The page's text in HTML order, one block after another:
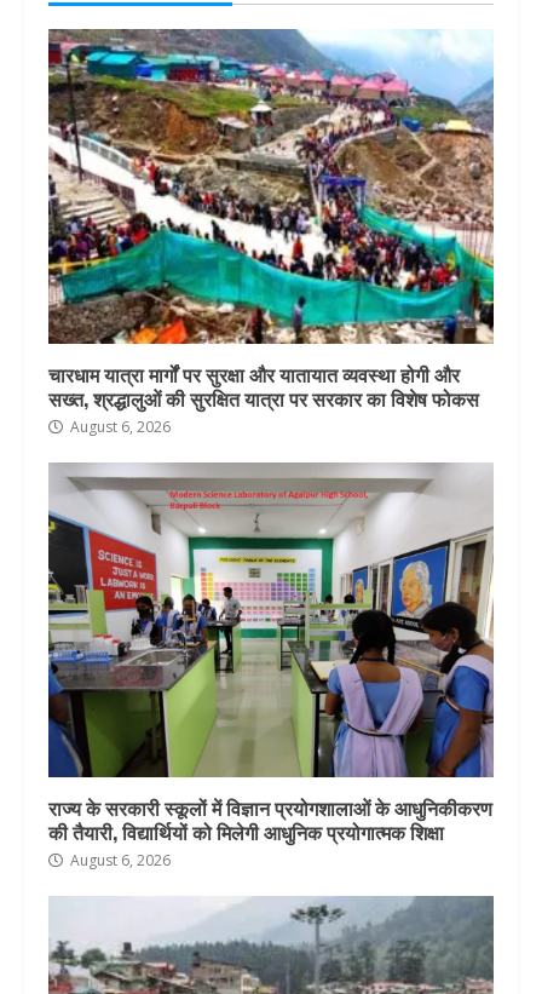
चारधाम यात्रा मार्गों पर सुरक्षा और यातायात व्यवस्था होगी और
सख्त, श्रद्धालुओं की सुरक्षित यात्रा पर सरकार का विशेष फोकस
August 6, 2026
राज्य के सरकारी स्कूलों में विज्ञान प्रयोगशालाओं के आधुनिकीकरण
की तैयारी, विद्यार्थियों को मिलेगी आधुनिक प्रयोगात्मक शिक्षा
August 6, 2026